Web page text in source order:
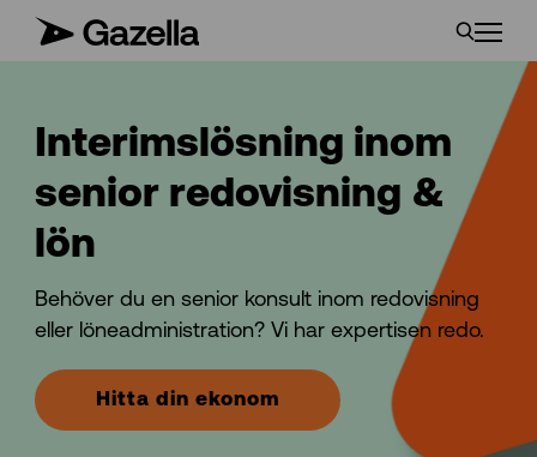
Interimslösning inom
senior redovisning &
lön
Behöver du en senior konsult inom redovisning
eller löneadministration? Vi har expertisen redo.
Hitta din ekonom